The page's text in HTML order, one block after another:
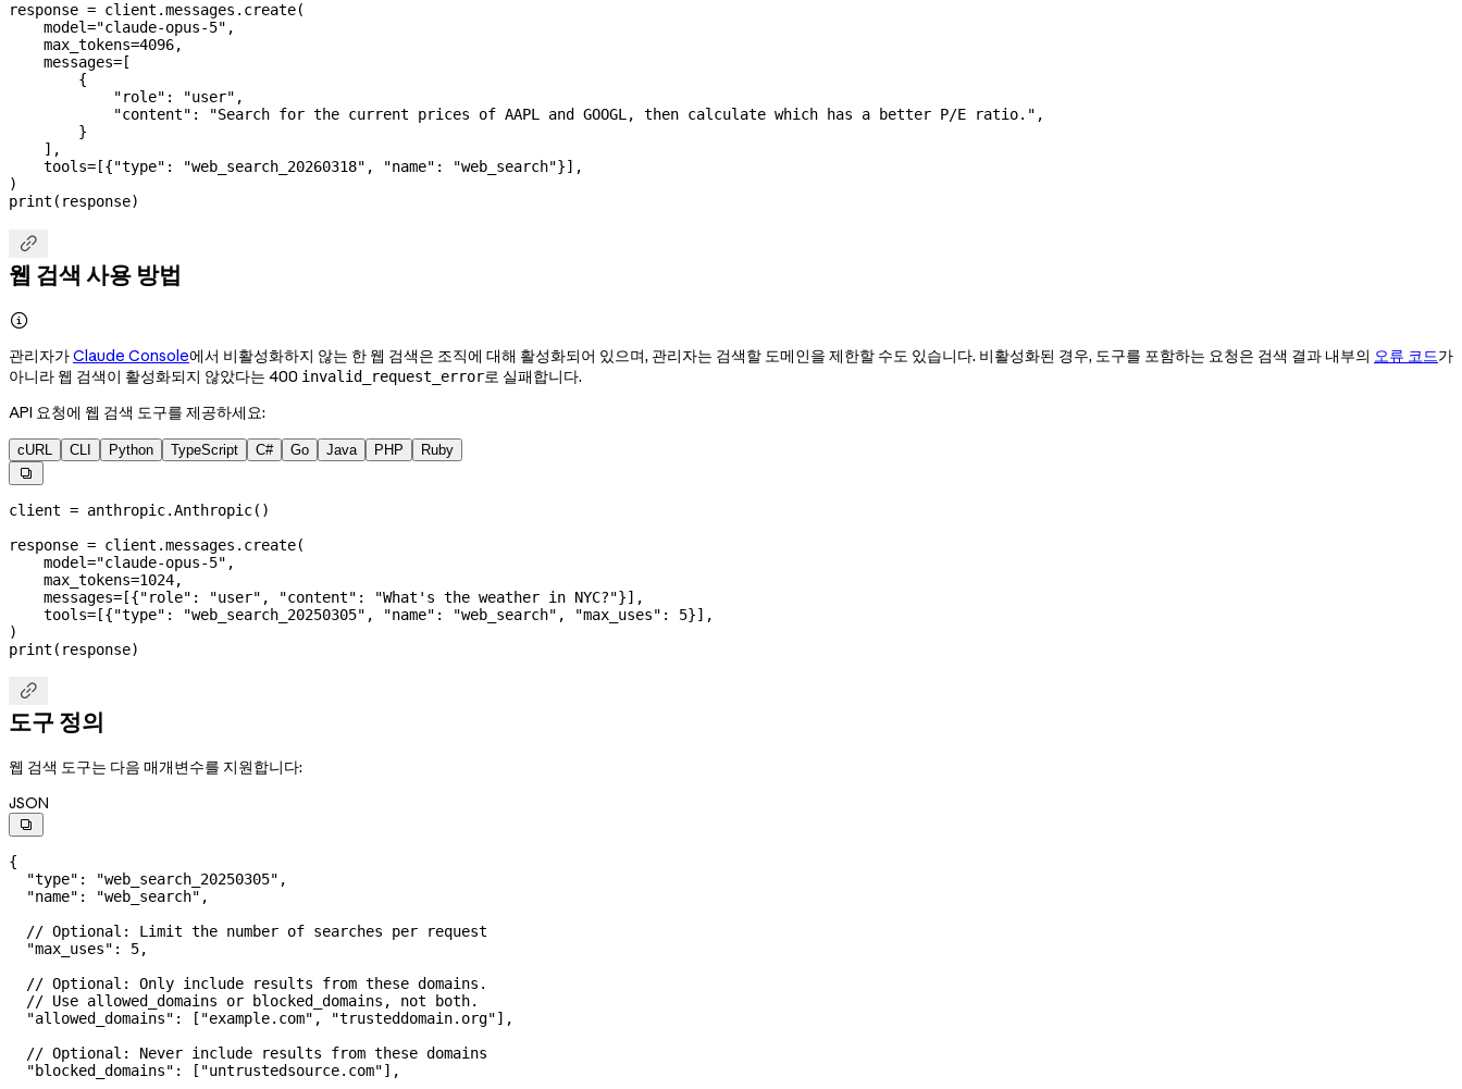
response = client.messages.create(
    model
="claude-opus-5" ,
    max_tokens
=4096,
    messages
= [
        {
            "role"
: "user" ,
            "content"
: "Search for the current prices of AAPL and GOOGL, then calculate which has a better P/E ratio." ,
        }
    ],
    tools
= [{"type" : "web_search_20260318" , "name" : "web_search"}],
)
print (response)

웹 검색 사용 방법

관리자가Claude Console에서 비활성화하지 않는 한 웹 검색은 조직에 대해 활성화되어 있으며, 관리자는 검색할 도메인을 제한할 수도 있습니다. 비활성화된 경우, 도구를 포함하는 요청은 검색 결과 내부의 오류 코드가
아니라 웹 검색이 활성화되지 않았다는 400 invalid_request_error로 실패합니다.
API 요청에 웹 검색 도구를 제공하세요:
cURL CLI Python TypeScript C# Go Java PHP Ruby

client = anthropic.Anthropic()
response = client.messages.create(
    model
="claude-opus-5" ,
    max_tokens
=1024,
    messages
= [{"role" : "user" , "content" : "What's the weather in NYC?"}],
    tools
= [{"type" : "web_search_20250305" , "name" : "web_search" , "max_uses" : 5}],
)
print (response)

도구 정의
웹 검색 도구는 다음 매개변수를 지원합니다:
JSON

{
  "type"
: "web_search_20250305" ,
  "name"
: "web_search" ,
  // Optional: Limit the number of searches per request
  "max_uses"
: 5,
  // Optional: Only include results from these domains.
  // Use allowed_domains or blocked_domains, not both.
  "allowed_domains"
: [ "example.com" , "trusteddomain.org"],
  // Optional: Never include results from these domains
  "blocked_domains"
: [ "untrustedsource.com"],